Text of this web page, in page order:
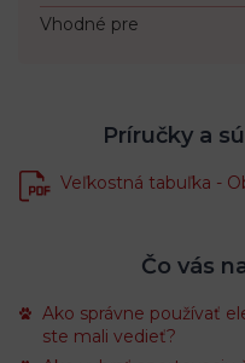
Vhodné pre
Príručky a
Veľkostná tabuľka -
Čo vás
Ako správne používať
ste mali vedieť?